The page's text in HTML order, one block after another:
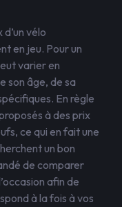
vélo
en jeu. Pour un
varier en
son âge, de sa
En règle
à des prix
ce qui en fait une
un bon
de comparer
afin de
à la fois à vos